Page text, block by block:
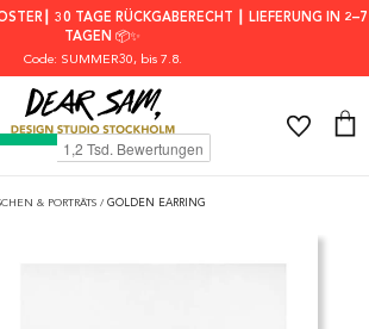
30 TAGE RÜCKGABERECHT ┃ LIEFERUNG IN 2–7
TAGEN 📦✨
Code: SUMMER30, bis 7.8.
& PORTRÄTS / GOLDEN EARRING